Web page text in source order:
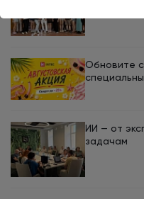
ЮУрГУ
Обновите
INTEC в
ИИ — от
задачам